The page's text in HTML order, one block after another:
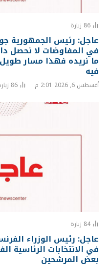
86 زيارة
في المفاوضات لا نحصل
ما نريده فهذا مسار طويل
فيه
أغسطس 6, 2026 2:01 م 86
84 زيارة
عاجل: رئيس الوزراء
في الانتخابات الرئاسية
بعض المرشحين